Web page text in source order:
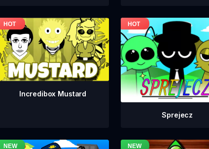
Incredibox Mustard
Sprejecz